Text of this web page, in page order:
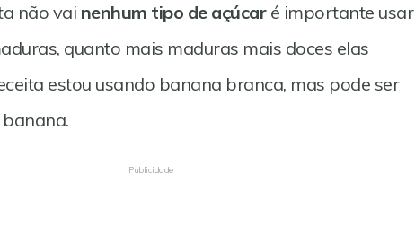
não vai nenhum tipo de açúcaré importante usar
quanto mais maduras mais doces elas
estou usando banana branca, mas pode ser
Publicidade